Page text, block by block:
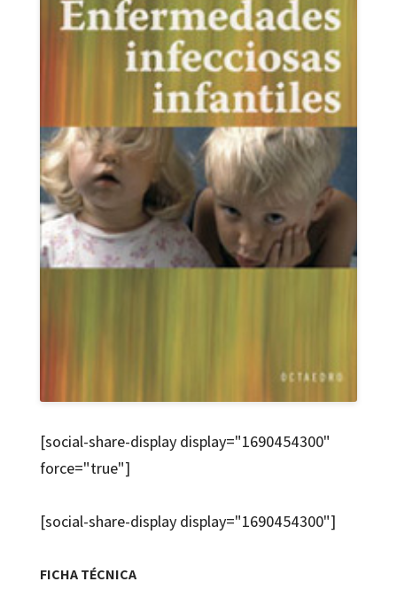
[social-share-display display="1690454300"
force="true"]
[social-share-display display="1690454300"]
FICHA TÉCNICA